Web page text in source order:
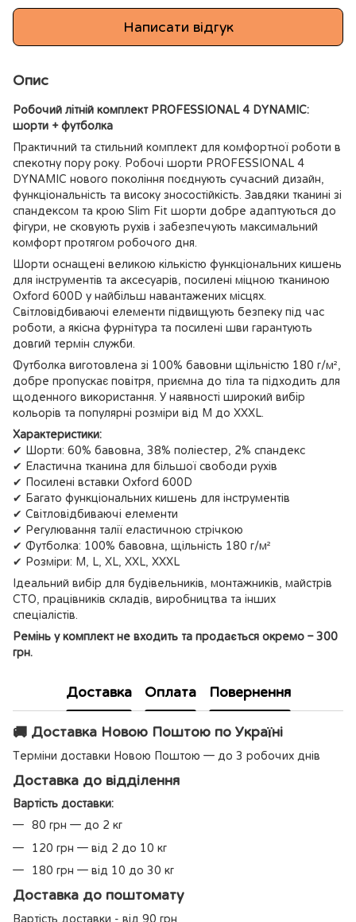
Написати відгук
Опис
Робочий літній комплект PROFESSIONAL 4 DYNAMIC:
шорти + футболка
Практичний та стильний комплект для комфортної роботи в
спекотну пору року. Робочі шорти PROFESSIONAL 4
DYNAMIC нового покоління поєднують сучасний дизайн,
функціональність та високу зносостійкість. Завдяки тканині зі
спандексом та крою Slim Fit шорти добре адаптуються до
фігури, не сковують рухів і забезпечують максимальний
комфорт протягом робочого дня.
Шорти оснащені великою кількістю функціональних кишень
для інструментів та аксесуарів, посилені міцною тканиною
Oxford 600D у найбільш навантажених місцях.
Світловідбиваючі елементи підвищують безпеку під час
роботи, а якісна фурнітура та посилені шви гарантують
довгий термін служби.
Футболка виготовлена зі 100% бавовни щільністю 180 г/м²,
добре пропускає повітря, приємна до тіла та підходить для
щоденного використання. У наявності широкий вибір
кольорів та популярні розміри від M до XXXL.
Характеристики:
✔ Шорти: 60% бавовна, 38% поліестер, 2% спандекс
✔ Еластична тканина для більшої свободи рухів
✔ Посилені вставки Oxford 600D
✔ Багато функціональних кишень для інструментів
✔ Світловідбиваючі елементи
✔ Регулювання талії еластичною стрічкою
✔ Футболка: 100% бавовна, щільність 180 г/м²
✔ Розміри: M, L, XL, XXL, XXXL
Ідеальний вибір для будівельників, монтажників, майстрів
СТО, працівників складів, виробництва та інших
спеціалістів.
Ремінь у комплект не входить та продається окремо – 300
грн.
Доставка Оплата Повернення
🚚 Доставка Новою Поштою по Україні
Терміни доставки Новою Поштою — до 3 робочих днів
Доставка до відділення
Вартість доставки:
80 грн — до 2 кг
120 грн — від 2 до 10 кг
180 грн — від 10 до 30 кг
Доставка до поштомату
Вартість доставки - від 90 грн